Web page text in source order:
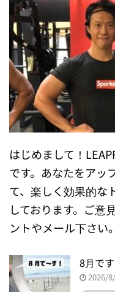
はじめまして！
です。あなたをアッ
て、楽しく効果的な
しております。ご意
ントやメール下さい
8月です
2026/